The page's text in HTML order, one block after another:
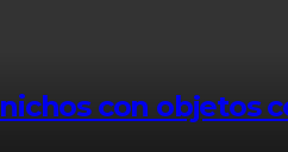
con objetos